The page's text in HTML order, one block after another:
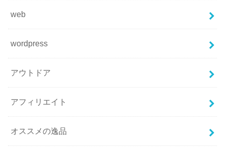
web
wordpress
アウトドア
アフィリエイト
オススメの逸品